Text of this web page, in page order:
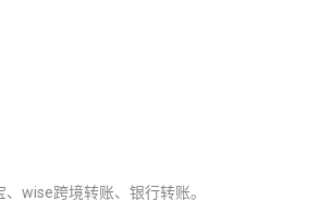
wise跨境转账、银行转账。